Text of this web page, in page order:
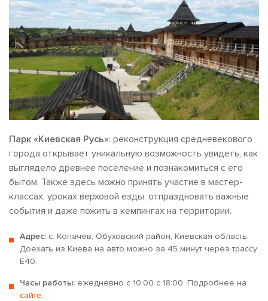
Парк «Киевская Русь»: реконструкция средневекового
города открывает уникальную возможность увидеть, как
выглядело древнее поселение и познакомиться с его
бытом. Также здесь можно принять участие в мастер-
классах, уроках верховой езды, отпраздновать важные
события и даже пожить в кемпингах на территории.
Адрес: с. Копачев, Обуховский район, Киевская область.
Доехать из Киева на авто можно за 45 минут через трассу
Е40.
Часы работы: ежедневно с 10:00 с 18:00. Подробнее на
сайте.